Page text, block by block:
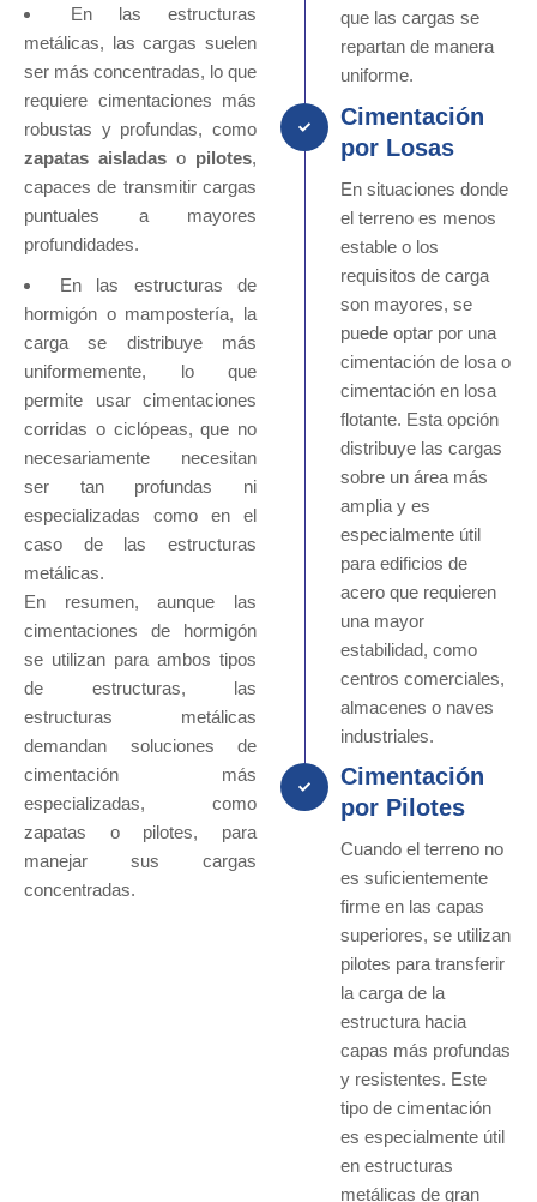
En las estructuras
metálicas, las cargas suelen
ser más concentradas, lo que
requiere cimentaciones más
robustas y profundas, como
zapatas aisladas o pilotes,
capaces de transmitir cargas
puntuales a mayores
profundidades.
En las estructuras de
hormigón o mampostería, la
carga se distribuye más
uniformemente, lo que
permite usar cimentaciones
corridas o ciclópeas, que no
necesariamente necesitan
ser tan profundas ni
especializadas como en el
caso de las estructuras
metálicas.
En resumen, aunque las
cimentaciones de hormigón
se utilizan para ambos tipos
de estructuras, las
estructuras metálicas
demandan soluciones de
cimentación más
especializadas, como
zapatas o pilotes, para
manejar sus cargas
concentradas.
que las cargas se
repartan de manera
uniforme.
Cimentación
por Losas
En situaciones donde
el terreno es menos
estable o los
requisitos de carga
son mayores, se
puede optar por una
cimentación de losa o
cimentación en losa
flotante. Esta opción
distribuye las cargas
sobre un área más
amplia y es
especialmente útil
para edificios de
acero que requieren
una mayor
estabilidad, como
centros comerciales,
almacenes o naves
industriales.
Cimentación
por Pilotes
Cuando el terreno no
es suficientemente
firme en las capas
superiores, se utilizan
pilotes para transferir
la carga de la
estructura hacia
capas más profundas
y resistentes. Este
tipo de cimentación
es especialmente útil
en estructuras
metálicas de gran